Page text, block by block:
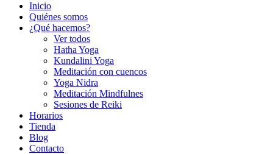
Inicio
Quiénes somos
¿Qué hacemos?
Ver todos
Hatha Yoga
Kundalini Yoga
Meditación con cuencos
Yoga Nidra
Meditación Mindfulnes
Sesiones de Reiki
Horarios
Tienda
Blog
Contacto